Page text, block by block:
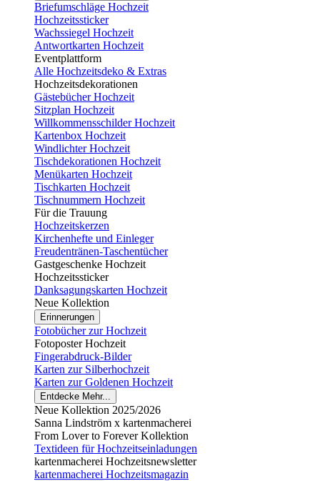
Briefumschläge Hochzeit
Hochzeitssticker
Wachssiegel Hochzeit
Antwortkarten Hochzeit
Eventplattform
Alle Hochzeitsdeko & Extras
Hochzeitsdekorationen
Gästebücher Hochzeit
Sitzplan Hochzeit
Willkommensschilder Hochzeit
Kartenbox Hochzeit
Windlichter Hochzeit
Tischdekorationen Hochzeit
Menükarten Hochzeit
Tischkarten Hochzeit
Tischnummern Hochzeit
Für die Trauung
Hochzeitskerzen
Kirchenhefte und Einleger
Freudentränen-Taschentücher
Gastgeschenke Hochzeit
Hochzeitssticker
Danksagungskarten Hochzeit
Neue Kollektion
Erinnerungen
Fotobücher zur Hochzeit
Fotoposter Hochzeit
Fingerabdruck-Bilder
Karten zur Silberhochzeit
Karten zur Goldenen Hochzeit
Entdecke Mehr...
Neue Kollektion 2025/2026
Sanna Lindström x kartenmacherei
From Lover to Forever Kollektion
Textideen für Hochzeitseinladungen
kartenmacherei Hochzeitsnewsletter
kartenmacherei Hochzeitsmagazin